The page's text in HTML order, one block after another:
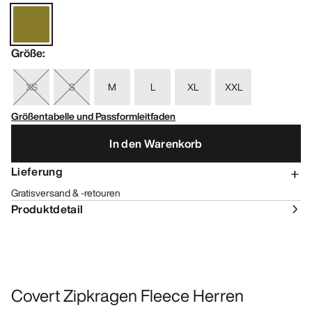
Größe:
XS S M L XL
XXL
Größentabelle und Passformleitfaden
In den Warenkorb
Lieferung
Gratisversand & -retouren
Produktdetail
Covert Zipkragen Fleece Herren